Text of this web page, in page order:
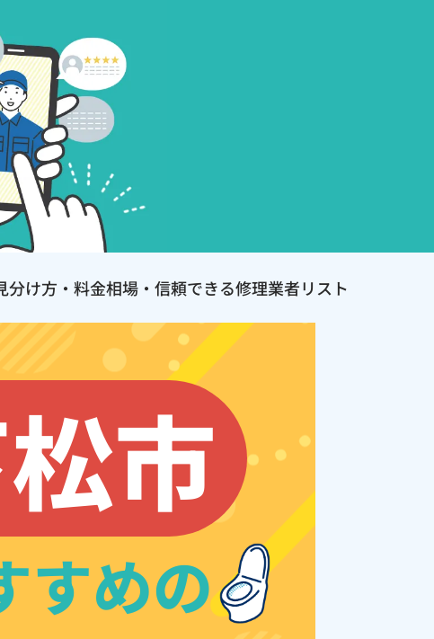
け方・料金相場・信頼できる修理業者リスト
市
すめの